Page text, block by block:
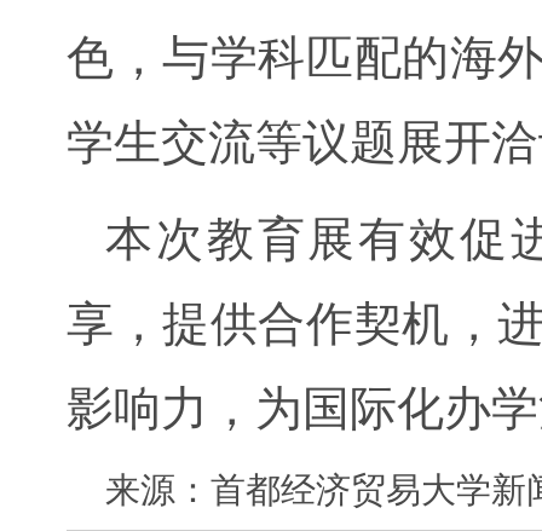
色，与学科匹配的海
学生交流等议题展开
本次教育展有效促
享，提供合作契机，
影响力，为国际化办
来源：首都经济贸易大学新